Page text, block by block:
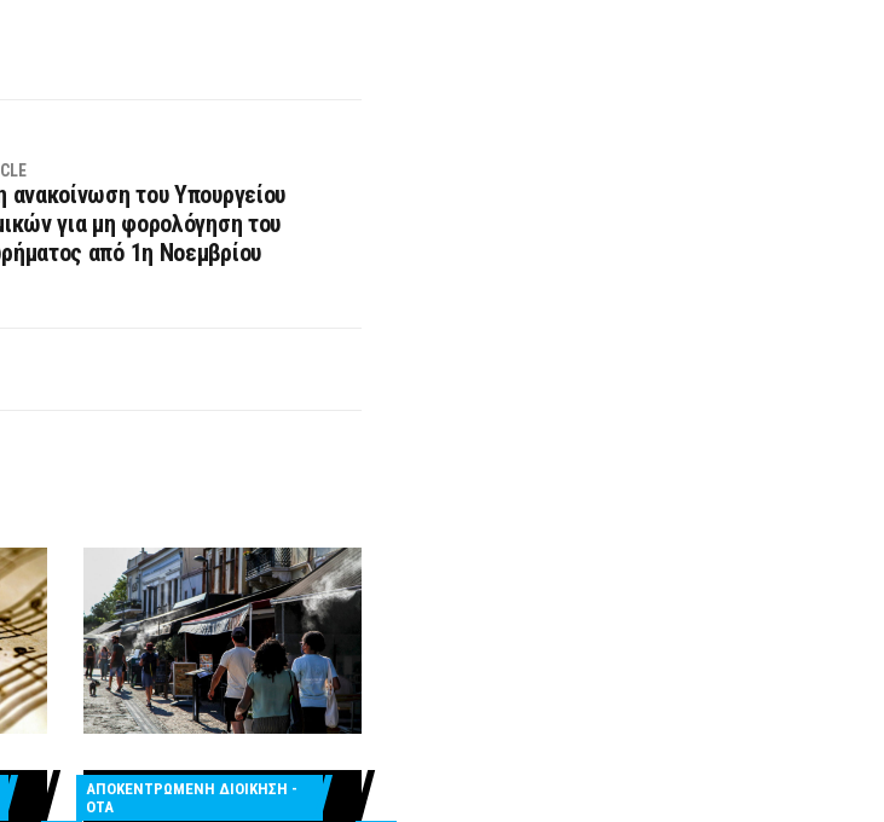
ανακοίνωση του Υπουργείου
για μη φορολόγηση του
από 1η Νοεμβρίου
ΑΠΟΚΕΝΤΡΩΜΕΝΗ ΔΙΟΙΚΗΣΗ -
ΟΤΑ